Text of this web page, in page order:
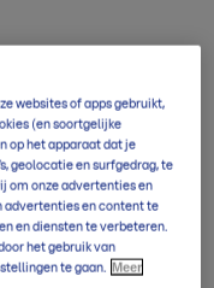
websites of apps gebruikt,
(en soortgelijke
op het apparaat dat je
geolocatie en surfgedrag, te
om onze advertenties en
advertenties en content te
en diensten te verbeteren.
het gebruik van
te gaan. Meer